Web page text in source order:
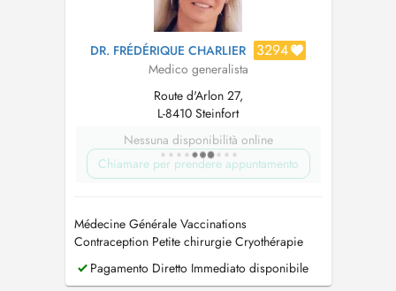
DR. FRÉDÉRIQUE CHARLIER 3294
Medico generalista
Route d'Arlon 27,
L-8410 Steinfort
Nessuna disponibilità online
Chiamare per prendere appuntamento
Médecine Générale Vaccinations
Contraception Petite chirurgie Cryothérapie
Permis de conduire Assurances ECG
Pagamento Diretto Immediato disponibile